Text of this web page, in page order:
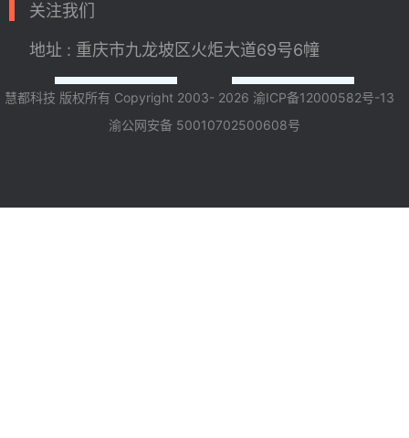
关注我们
地址 : 重庆市九龙坡区火炬大道69号6幢
慧都科技 版权所有 Copyright 2003- 2026 渝ICP备12000582号-13
渝公网安备 50010702500608号